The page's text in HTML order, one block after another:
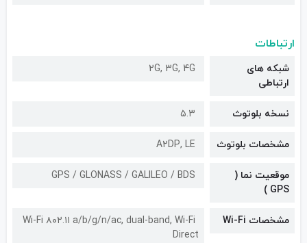
ارتباطات
شبکه های
ارتباطی
2G, 3G, 4G
نسخه بلوتوث ۵.۳
مشخصات بلوتوث A۲DP, LE
موقعیت نما (
GPS )
GPS / GLONASS / GALILEO / BDS
مشخصات Wi-Fi
Wi-Fi ۸۰۲.۱۱ a/b/g/n/ac, dual-band, Wi-Fi
Direct